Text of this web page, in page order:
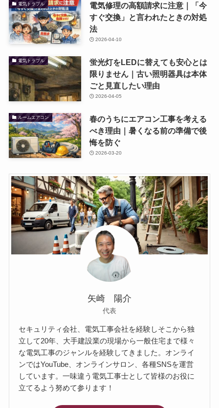
電気トラブル
電気修理の高額請求に注意｜「今
すぐ交換」と言われたときの対処
法
2026-04-10
電気トラブル
蛍光灯をLEDに替えても安心とは
限りません｜古い照明器具は本体
ごと見直したい理由
2026-04-05
ルームエアコン
春のうちにエアコン工事を考える
べき理由｜暑くなる前の準備で後
悔を防ぐ
2026-03-20
矢崎 陽介
代表
セキュリティ会社、電気工事会社を経験しそこから独
立して20年、大手建設業の現場から一般住宅まで様々
な電気工事のジャンルを経験してきました。オンライ
ンではYouTube、オンラインサロン、各種SNSを運営
しています。一味違う電気工事士として皆様のお役に
立てるよう努めて参ります！